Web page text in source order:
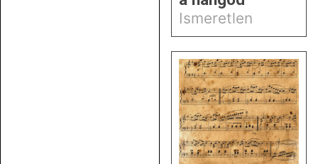
Ismeretlen